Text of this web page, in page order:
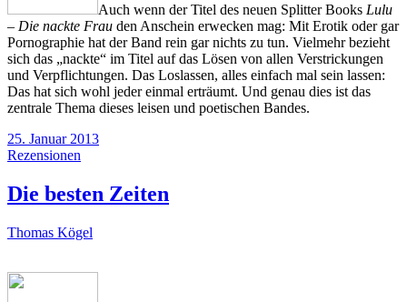
Auch wenn der Titel des neuen Splitter Books Lulu
– Die nackte Frau den Anschein erwecken mag: Mit Erotik oder gar
Pornographie hat der Band rein gar nichts zu tun. Vielmehr bezieht
sich das „nackte“ im Titel auf das Lösen von allen Verstrickungen
und Verpflichtungen. Das Loslassen, alles einfach mal sein lassen:
Das hat sich wohl jeder einmal erträumt. Und genau dies ist das
zentrale Thema dieses leisen und poetischen Bandes.
25. Januar 2013
Rezensionen
Die besten Zeiten
Thomas Kögel